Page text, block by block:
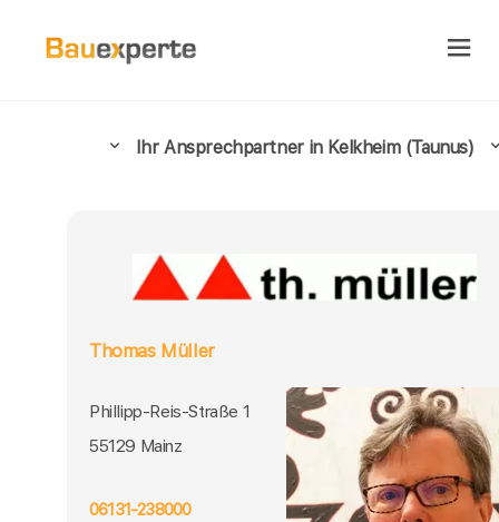
Ihr Ansprechpartner in Kelkheim (Taunus)
Thomas Müller
Phillipp-Reis-Straße 1
55129 Mainz
06131-238000